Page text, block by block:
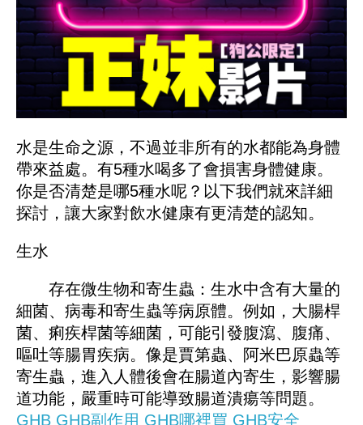
水是生命之源，不過並非所有的水都能為身體
帶來益處。有5種水喝多了會損害身體健康。
你是否清楚是哪5種水呢？以下我們就來詳細
探討，讓大家對飲水健康有更清楚的認知。
生水
存在微生物和寄生蟲：生水中含有大量的
細菌、病毒和寄生蟲等病原體。例如，大腸桿
菌、痢疾桿菌等細菌，可能引發腹瀉、腹痛、
嘔吐等腸胃疾病。像是賈第蟲、阿米巴原蟲等
寄生蟲，進入人體後會在腸道內寄生，影響腸
道功能，嚴重時可能導致腸道潰瘍等問題。
GHB GHB副作用 GHB哪裡買 GHB安全